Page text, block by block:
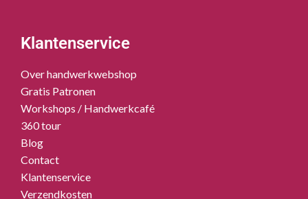
Klantenservice
Over handwerkwebshop
Gratis Patronen
Workshops / Handwerkcafé
360 tour
Blog
Contact
Klantenservice
Verzendkosten